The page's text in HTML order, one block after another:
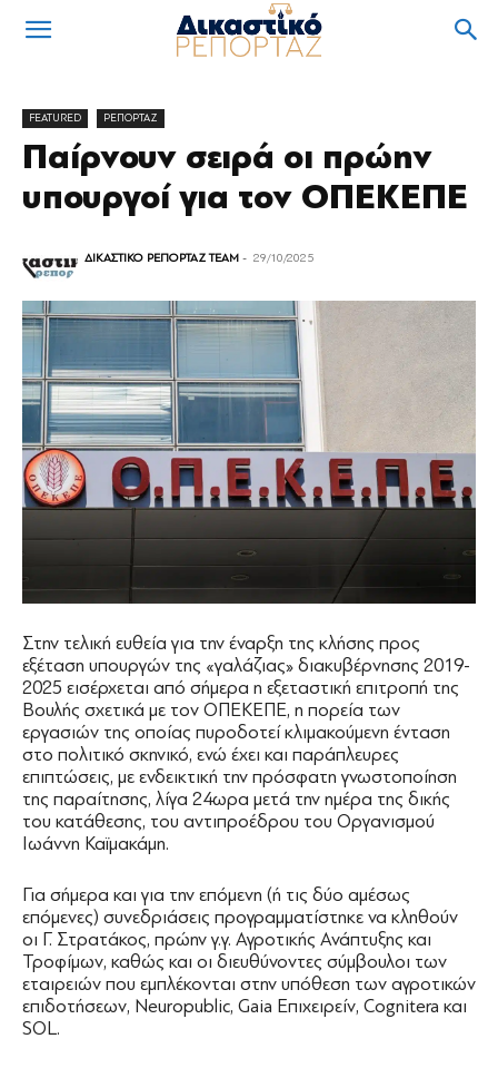
FEATURED ΡΕΠΟΡΤΑΖ
Παίρνουν σειρά οι πρώην
υπουργοί για τον ΟΠΕΚΕΠΕ
ΔΙΚΑΣΤΙΚΟ ΡΕΠΟΡΤΑΖ TEAM - 29/10/2025
Στην τελική ευθεία για την έναρξη της κλήσης προς
εξέταση υπουργών της «γαλάζιας» διακυβέρνησης 2019-
2025 εισέρχεται από σήμερα η εξεταστική επιτροπή της
Βουλής σχετικά με τον ΟΠΕΚΕΠΕ, η πορεία των
εργασιών της οποίας πυροδοτεί κλιμακούμενη ένταση
στο πολιτικό σκηνικό, ενώ έχει και παράπλευρες
επιπτώσεις, με ενδεικτική την πρόσφατη γνωστοποίηση
της παραίτησης, λίγα 24ωρα μετά την ημέρα της δικής
του κατάθεσης, του αντιπροέδρου του Οργανισμού
Ιωάννη Καϊμακάμη.
Για σήμερα και για την επόμενη (ή τις δύο αμέσως
επόμενες) συνεδριάσεις προγραμματίστηκε να κληθούν
οι Γ. Στρατάκος, πρώην γ.γ. Αγροτικής Ανάπτυξης και
Τροφίμων, καθώς και οι διευθύνοντες σύμβουλοι των
εταιρειών που εμπλέκονται στην υπόθεση των αγροτικών
επιδοτήσεων, Neuropublic, Gaia Επιχειρείν, Cognitera και
SOL.